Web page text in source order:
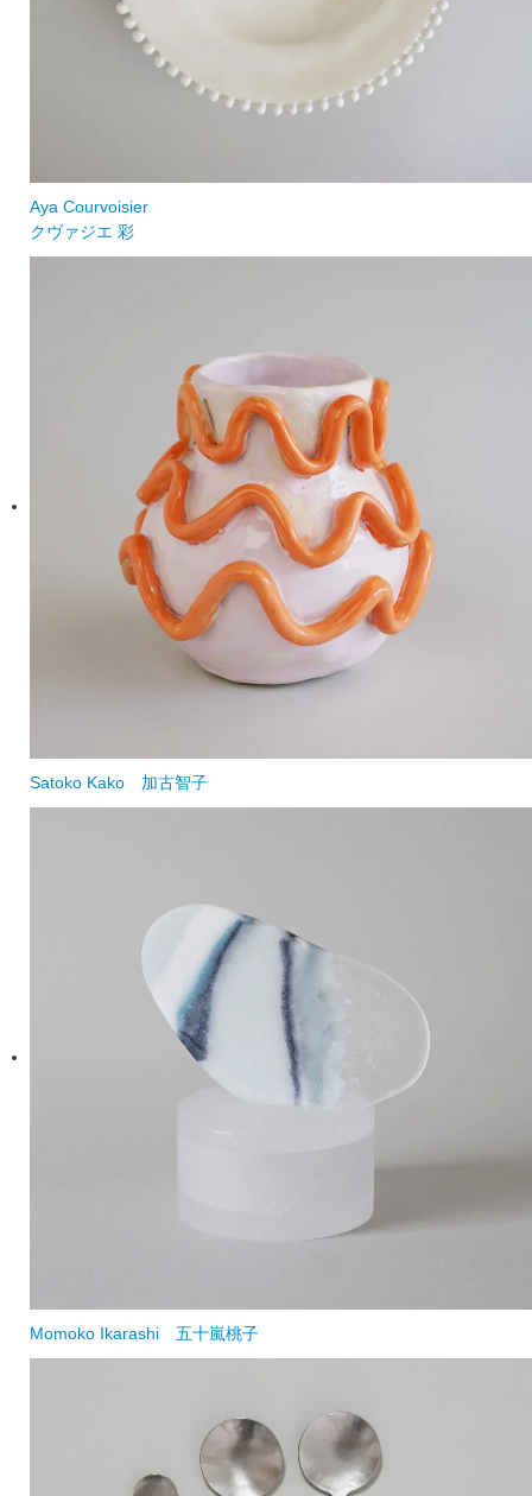
Aya Courvoisier
クヴァジエ 彩
Satoko Kako 加古智子
Momoko Ikarashi 五十嵐桃子